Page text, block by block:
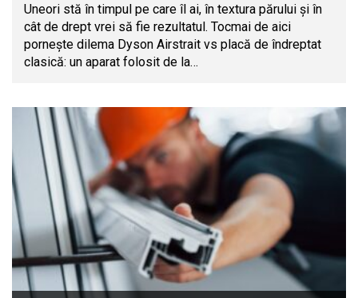
Uneori stă în timpul pe care îl ai, în textura părului și în
cât de drept vrei să fie rezultatul. Tocmai de aici
pornește dilema Dyson Airstrait vs placă de îndreptat
clasică: un aparat folosit de la…